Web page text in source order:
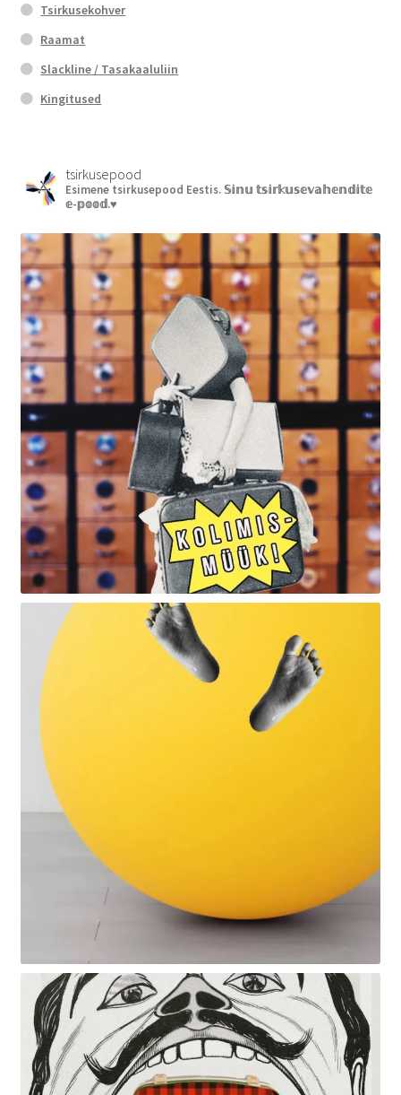
Tsirkusekohver
Raamat
Slackline / Tasakaaluliin
Kingitused
tsirkusepood
Esimene tsirkusepood Eestis. 𝕊𝕚𝕟𝕦 𝕥𝕤𝕚𝕣𝕜𝕦𝕤𝕖𝕧𝕒𝕙𝕖𝕟𝕕𝕚𝕥𝕖
𝕖-𝕡𝕠𝕠𝕕.♥︎